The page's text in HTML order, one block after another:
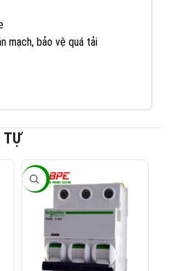
mạch, bảo vệ quá tải
TỰ
-40%
1: 082 234 2688
2: 0965 101 613
3: 0824 927 568
4: 0823 944 186